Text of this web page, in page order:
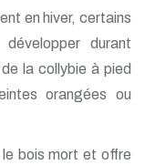
en hiver, certains
durant
la collybie à pied
orangées ou
bois mort et offre